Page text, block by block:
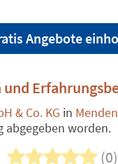
Angebote
& Co. KG in
abgegeben worden.
(0)